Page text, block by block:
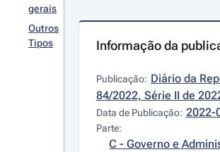
gerais
Outros
Tipos
Informação da
Publicação: Diário da
84/2022, Série II de
Data de Publicação: 2022-
Parte:
C - Governo e